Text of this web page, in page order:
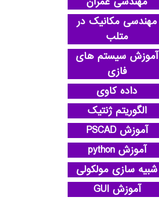
مهندسی مکانیک در
متلب
آموزش سیستم های
فازی
داده کاوی
الگوریتم ژنتیک
آموزش PSCAD
آموزش python
شبیه سازی مولکولی
آموزش GUI